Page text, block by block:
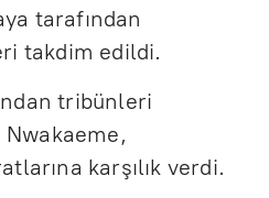
tarafından
takdim edildi.
tribünleri
karşılık verdi.